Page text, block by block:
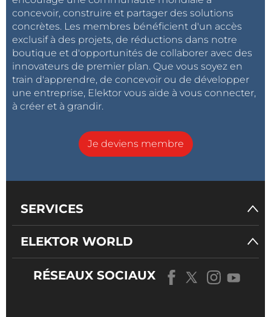
concevoir, construire et partager des solutions
concrètes. Les membres bénéficient d'un accès
exclusif à des projets, de réductions dans notre
boutique et d'opportunités de collaborer avec des
innovateurs de premier plan. Que vous soyez en
train d'apprendre, de concevoir ou de développer
une entreprise, Elektor vous aide à vous connecter,
à créer et à grandir.
Je deviens membre
SERVICES
ELEKTOR WORLD
RÉSEAUX SOCIAUX